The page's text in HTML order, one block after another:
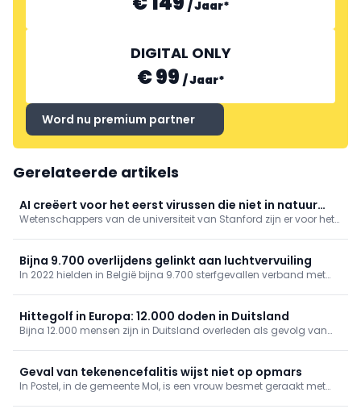
/Jaar*
DIGITAL ONLY
€ 99 /Jaar*
Word nu premium partner
Gerelateerde artikels
AI creëert voor het eerst virussen die niet in natuur
voorkomen
Wetenschappers van de universiteit van Stanford zijn er voor het
Bijna 9.700 overlijdens gelinkt aan luchtvervuiling
In 2022 hielden in België bijna 9.700 sterfgevallen verband met
overlijden in kaart.
Hittegolf in Europa: 12.000 doden in Duitsland
Bijna 12.000 mensen zijn in Duitsland overleden als gevolg van
Geval van tekenencefalitis wijst niet op opmars
In Postel, in de gemeente Mol, is een vrouw besmet geraakt met